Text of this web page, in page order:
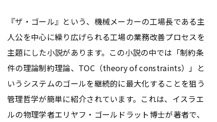
『ザ・ゴール』という、機械メーカーの工場長である主
人公を中心に繰り広げられる工場の業務改善プロセスを
主題にした小説があります。この小説の中では「制約条
件の理論制約理論、TOC（theory of constraints）」と
いうシステムのゴールを継続的に最大化することを狙う
管理哲学が簡単に紹介されています。これは、イスラエ
ルの物理学者エリヤフ・ゴールドラット博士が著者で、